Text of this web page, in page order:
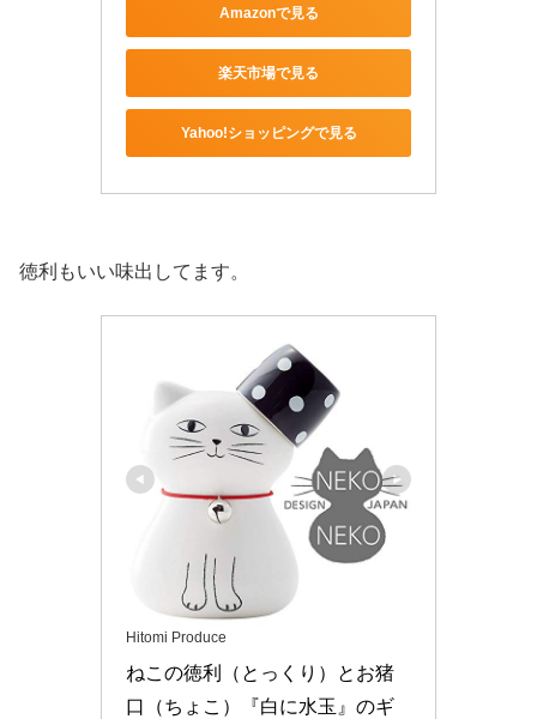
Amazonで見る
楽天市場で見る
Yahoo!ショッピングで見る
徳利もいい味出してます。
Hitomi Produce
ねこの徳利（とっくり）とお猪
口（ちょこ）『白に水玉』のギ